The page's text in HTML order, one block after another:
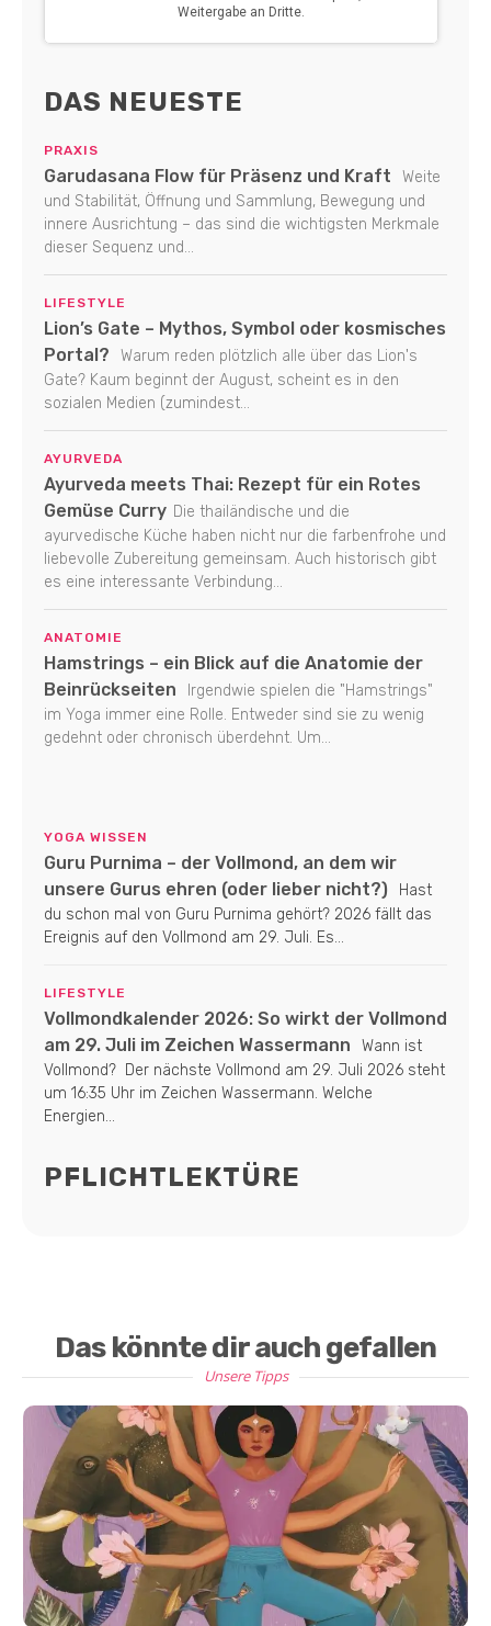
DAS NEUESTE
PRAXIS
Garudasana Flow für Präsenz und Kraft
Weite
und Stabilität, Öffnung und Sammlung, Bewegung und
innere Ausrichtung – das sind die wichtigsten Merkmale
dieser Sequenz und...
LIFESTYLE
Lion’s Gate – Mythos, Symbol oder kosmisches
Portal?
Warum reden plötzlich alle über das Lion's
Gate? Kaum beginnt der August, scheint es in den
sozialen Medien (zumindest...
AYURVEDA
Ayurveda meets Thai: Rezept für ein Rotes
Gemüse Curry Die thailändische und die
ayurvedische Küche haben nicht nur die farbenfrohe und
liebevolle Zubereitung gemeinsam. Auch historisch gibt
es eine interessante Verbindung...
ANATOMIE
Hamstrings – ein Blick auf die Anatomie der
Beinrückseiten
Irgendwie spielen die "Hamstrings"
im Yoga immer eine Rolle. Entweder sind sie zu wenig
gedehnt oder chronisch überdehnt. Um...
YOGA WISSEN
Guru Purnima – der Vollmond, an dem wir
unsere Gurus ehren (oder lieber nicht?)
Hast
du schon mal von Guru Purnima gehört? 2026 fällt das
Ereignis auf den Vollmond am 29. Juli. Es...
LIFESTYLE
Vollmondkalender 2026: So wirkt der Vollmond
am 29. Juli im Zeichen Wassermann
Wann ist
Vollmond? Der nächste Vollmond am 29. Juli 2026 steht
um 16:35 Uhr im Zeichen Wassermann. Welche
Energien...
PFLICHTLEKTÜRE
Das könnte dir auch gefallen
Unsere Tipps